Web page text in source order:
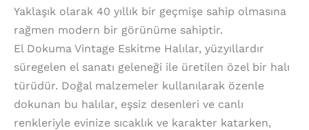
Yaklaşık olarak 40 yıllık bir geçmişe sahip olmasına
rağmen modern bir görünüme sahiptir.
El Dokuma Vintage Eskitme Halılar, yüzyıllardır
süregelen el sanatı geleneği ile üretilen özel bir halı
türüdür. Doğal malzemeler kullanılarak özenle
dokunan bu halılar, eşsiz desenleri ve canlı
renkleriyle evinize sıcaklık ve karakter katarken,